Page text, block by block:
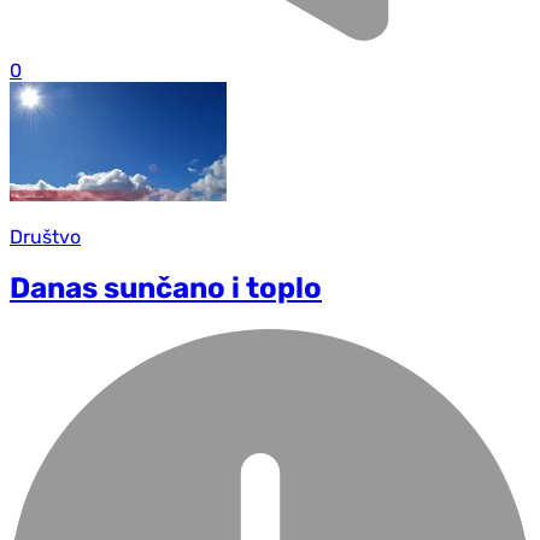
0
Društvo
Danas sunčano i toplo